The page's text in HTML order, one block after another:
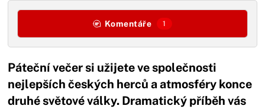
Komentáře 1
Páteční večer si užijete ve společnosti
nejlepších českých herců a atmosféry konce
druhé světové války. Dramatický příběh vás